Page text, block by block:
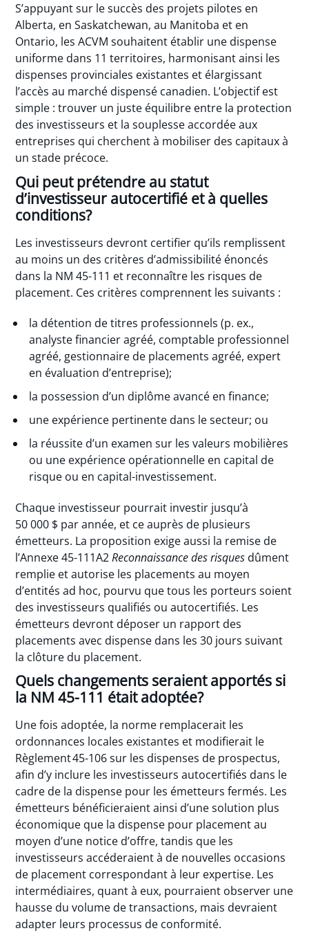
S’appuyant sur le succès des projets pilotes en
Alberta, en Saskatchewan, au Manitoba et en
Ontario, les ACVM souhaitent établir une dispense
uniforme dans 11 territoires, harmonisant ainsi les
dispenses provinciales existantes et élargissant
l’accès au marché dispensé canadien. L’objectif est
simple : trouver un juste équilibre entre la protection
des investisseurs et la souplesse accordée aux
entreprises qui cherchent à mobiliser des capitaux à
un stade précoce.
Qui peut prétendre au statut
d’investisseur autocertifié et à quelles
conditions?
Les investisseurs devront certifier qu’ils remplissent
au moins un des critères d’admissibilité énoncés
dans la NM 45-111 et reconnaître les risques de
placement. Ces critères comprennent les suivants :
la détention de titres professionnels (p. ex.,
analyste financier agréé, comptable professionnel
agréé, gestionnaire de placements agréé, expert
en évaluation d’entreprise);
la possession d’un diplôme avancé en finance;
une expérience pertinente dans le secteur; ou
la réussite d’un examen sur les valeurs mobilières
ou une expérience opérationnelle en capital de
risque ou en capital-investissement.
Chaque investisseur pourrait investir jusqu’à
50 000 $ par année, et ce auprès de plusieurs
émetteurs. La proposition exige aussi la remise de
l’Annexe 45-111A2Reconnaissance des risques dûment
remplie et autorise les placements au moyen
d’entités ad hoc, pourvu que tous les porteurs soient
des investisseurs qualifiés ou autocertifiés. Les
émetteurs devront déposer un rapport des
placements avec dispense dans les 30 jours suivant
la clôture du placement.
Quels changements seraient apportés si
la NM 45-111 était adoptée?
Une fois adoptée, la norme remplacerait les
ordonnances locales existantes et modifierait le
Règlement 45-106 sur les dispenses de prospectus,
afin d’y inclure les investisseurs autocertifiés dans le
cadre de la dispense pour les émetteurs fermés. Les
émetteurs bénéficieraient ainsi d’une solution plus
économique que la dispense pour placement au
moyen d’une notice d’offre, tandis que les
investisseurs accéderaient à de nouvelles occasions
de placement correspondant à leur expertise. Les
intermédiaires, quant à eux, pourraient observer une
hausse du volume de transactions, mais devraient
adapter leurs processus de conformité.